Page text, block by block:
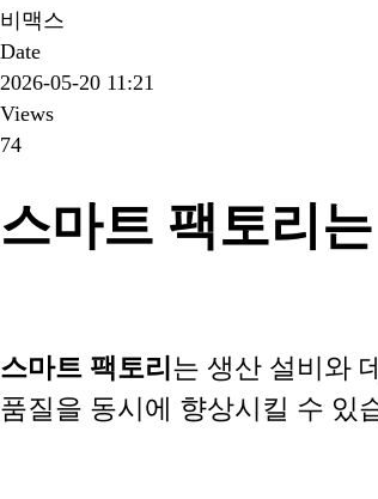
비맥스
Date
2026-05-20 11:21
Views
74
스마트 팩토리
스마트 팩토리 는 생산 설비와
품질을 동시에 향상시킬 수 있